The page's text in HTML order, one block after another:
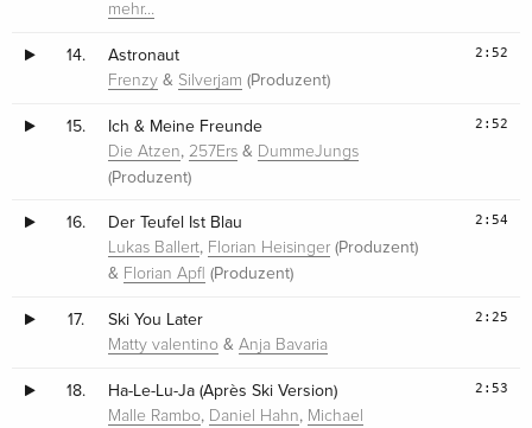
mehr…
14. Astronaut
Frenzy & Silverjam (Produzent)
2:52
15. Ich & Meine Freunde
Die Atzen, 257Ers & DummeJungs
(Produzent)
2:52
16. Der Teufel Ist Blau
Lukas Ballert, Florian Heisinger (Produzent)
& Florian Apfl (Produzent)
2:54
17. Ski You Later
Matty valentino &Anja Bavaria
2:25
18. Ha-Le-Lu-Ja (Après Ski Version)
Malle Rambo, Daniel Hahn, Michael
2:53